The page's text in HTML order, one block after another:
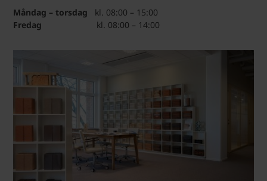
Måndag – torsdag kl. 08:00 – 15:00
Fredag kl. 08:00 – 14:00